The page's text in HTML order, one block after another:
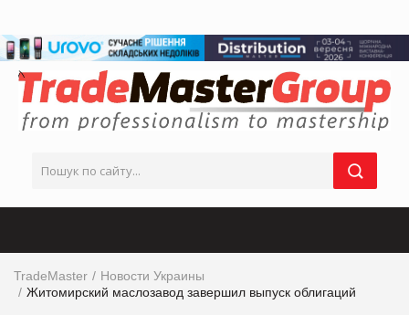
TradeMaster
Новости Украины
Житомирский маслозавод завершил выпуск облигаций